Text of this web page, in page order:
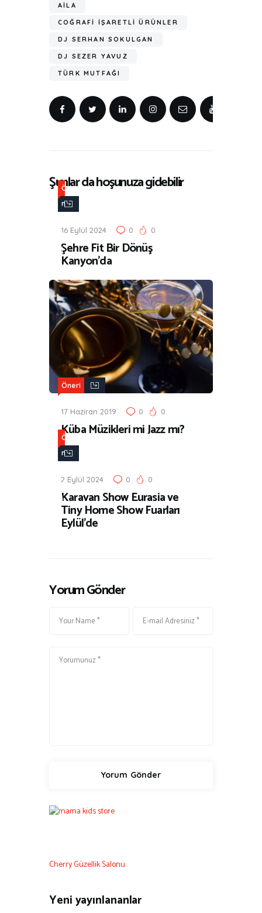
AILA
COĞRAFI IŞARETLI ÜRÜNLER
DJ SERHAN SOKULGAN
DJ SEZER YAVUZ
TÜRK MUTFAĞI
Şunlar da hoşunuza gidebilir
Ö
n
r
i
16 Eylül 2024 0 0
Şehre Fit Bir Dönüş
Kanyon’da
Öneri
17 Haziran 2019 0 0
Küba Müzikleri mi Jazz mı?
Ö
n
r
i
2 Eylül 2024 0 0
Karavan Show Eurasia ve
Tiny Home Show Fuarları
Eylül’de
Yorum Gönder
Cherry Güzellik Salonu
Yeni yayınlananlar